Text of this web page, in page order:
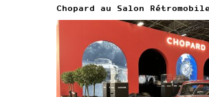
Chopard au Salon Rétromobile